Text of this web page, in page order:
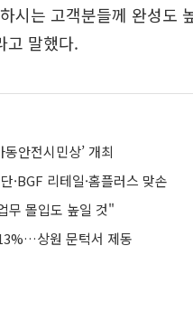
시는 고객분들께 완성도
고 말했다.
안전시민상’ 개최
리테일·홈플러스 맞손
무 몰입도 높일 것"
상원 문턱서 제동